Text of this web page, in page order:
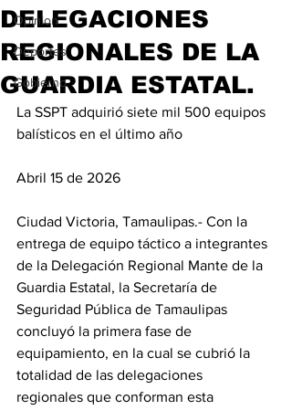
Opinion
Deportes
Gobierno
DELEGACIONES
REGIONALES DE LA
GUARDIA ESTATAL.
La SSPT adquirió siete mil 500 equipos
balísticos en el último año
Abril 15 de 2026
Ciudad Victoria, Tamaulipas.- Con la
entrega de equipo táctico a integrantes
de la Delegación Regional Mante de la
Guardia Estatal, la Secretaría de
Seguridad Pública de Tamaulipas
concluyó la primera fase de
equipamiento, en la cual se cubrió la
totalidad de las delegaciones
regionales que conforman esta